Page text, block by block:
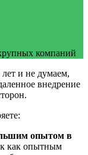
компаний
и не думаем,
внедрение
опытом в
как опытным